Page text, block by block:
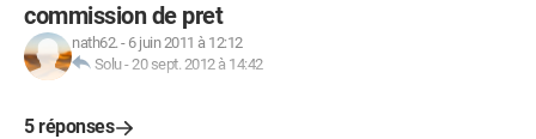
commission de pret
nath62.- 6 juin 2011 à 12:12
Solu-20 sept. 2012 à 14:42
5 réponses